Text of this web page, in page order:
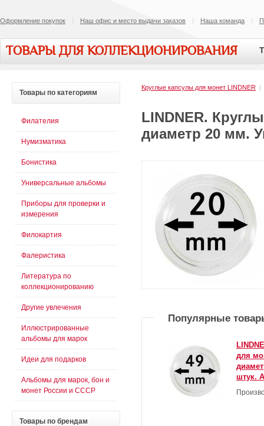
Оформление покупок Наш офис и место выдачи заказов Наша команда
ТОВАРЫ ДЛЯ КОЛЛЕКЦИОНИРОВАНИЯ
Круглые капсулы для монет LINDNER |
LINDNER.
диаметр 20 мм.
Популярные
для
штук.
Товары по категориям
Филателия
Нумизматика
Бонистика
Универсальные альбомы
Приборы для проверки и
измерения
Филокартия
Фалеристика
Литература по
коллекционированию
Другие увлечения
Иллюстрированные
альбомы для марок
Идеи для подарков
Альбомы для марок, бон и
монет России и СССР
Товары по брендам